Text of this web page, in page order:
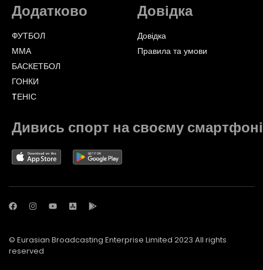
Додатково
ФУТБОЛ
ММА
БАСКЕТБОЛ
ГОНКИ
TЕНІС
Довідка
Довідка
Правила та умови
Дивись спорт на своєму смартфоні
© Eurasian Broadcasting Enterprise Limited 2023 All rights
reserved